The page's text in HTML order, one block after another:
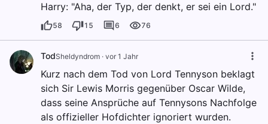
Harry: "Aha, der Typ, der denkt, er sei ein Lord."
58 15 6 76
TodSheldyndrom · vor 1 Jahr
Kurz nach dem Tod von Lord Tennyson beklagt
sich Sir Lewis Morris gegenüber Oscar Wilde,
dass seine Ansprüche auf Tennysons Nachfolge
als offizieller Hofdichter ignoriert wurden.